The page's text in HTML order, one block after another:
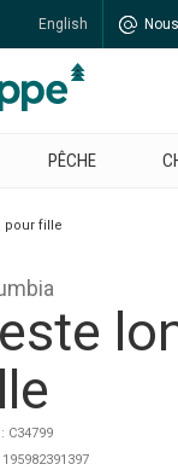
English
PÊCHE
pour fille
C34799
195982391397